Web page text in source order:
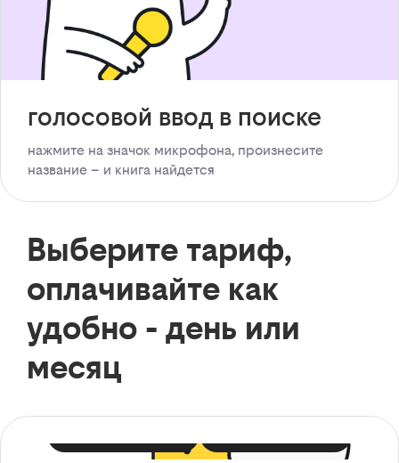
голосовой ввод в поиске
нажмите на значок микрофона, произнесите
название – и книга найдется
Выберите тариф,
оплачивайте как
удобно - день или
месяц